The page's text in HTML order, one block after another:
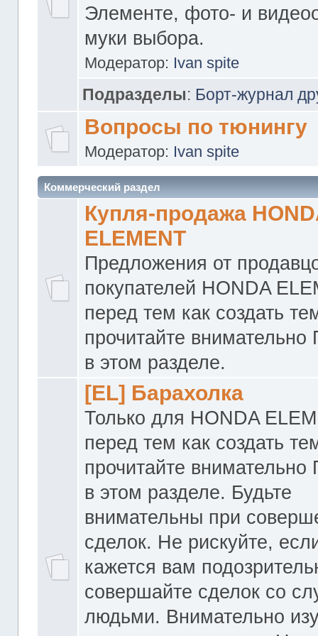
Элементе, фото- и
муки выбора.
Модератор: Ivan spite
Подразделы: Борт-журнал
Вопросы по тюнингу
Модератор: Ivan spite
Коммерческий раздел
Купля-продажа
ELEMENT
Предложения от
покупателей HONDA
перед тем как создать
прочитайте
в этом разделе.
[EL] Барахолка
Только для HONDA
перед тем как создать
прочитайте
в этом разделе. Будьте
внимательны при
сделок. Не рискуйте,
кажется вам
совершайте сделок со
людьми. Внимательно